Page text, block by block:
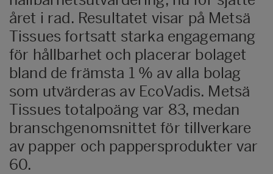
året i rad. Resultatet visar på Metsä
Tissues fortsatt starka engagemang
för hållbarhet och placerar bolaget
bland de främsta 1 % av alla bolag
som utvärderas av EcoVadis. Metsä
Tissues totalpoäng var 83, medan
branschgenomsnittet för tillverkare
av papper och pappersprodukter var
60.